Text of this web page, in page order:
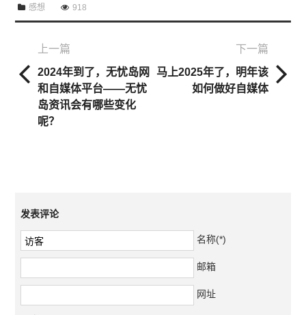
感想 918
上一篇
2024年到了，无忧岛网
和自媒体平台——无忧
岛资讯会有哪些变化
呢？
下一篇
马上2025年了，明年该
如何做好自媒体
发表评论
名称(*)
邮箱
网址